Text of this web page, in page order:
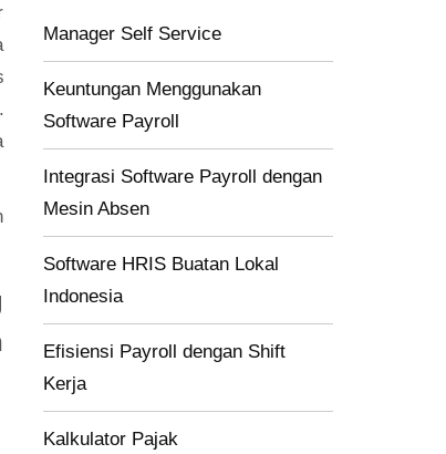
Manager Self Service
Keuntungan Menggunakan
Software Payroll
Integrasi Software Payroll dengan
Mesin Absen
Software HRIS Buatan Lokal
Indonesia
Efisiensi Payroll dengan Shift
Kerja
Kalkulator Pajak